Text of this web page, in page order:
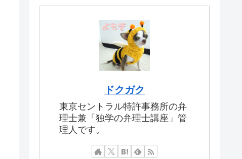
ドクガク
東京セントラル特許事務所の弁
理士兼「独学の弁理士講座」管
理人です。